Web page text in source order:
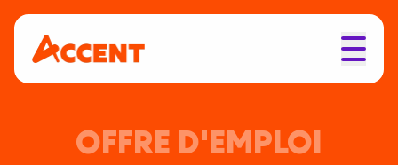
OFFRE D'EMPLOI